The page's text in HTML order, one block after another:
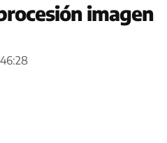
imagen